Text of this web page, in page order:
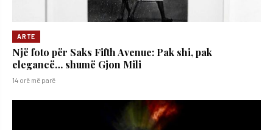
ARTE
Një foto për Saks Fifth Avenue: Pak shi, pak
elegancë… shumë Gjon Mili
14 orë më parë